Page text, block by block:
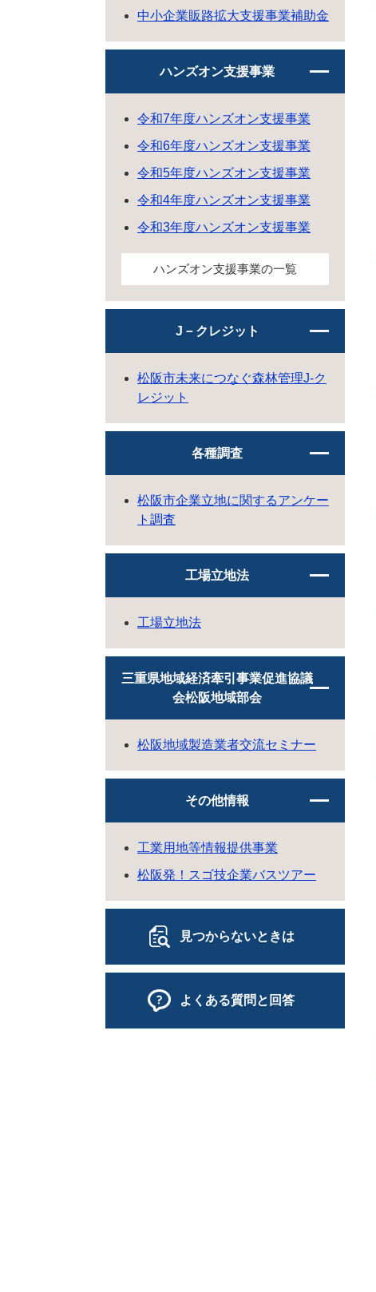
中小企業販路拡大支援事業補助金
ハンズオン支援事業
令和7年度ハンズオン支援事業
令和6年度ハンズオン支援事業
令和5年度ハンズオン支援事業
令和4年度ハンズオン支援事業
令和3年度ハンズオン支援事業
ハンズオン支援事業の一覧
J－クレジット
松阪市未来につなぐ森林管理J-ク
レジット
各種調査
松阪市企業立地に関するアンケー
ト調査
工場立地法
工場立地法
三重県地域経済牽引事業促進協議
会松阪地域部会
松阪地域製造業者交流セミナー
その他情報
工業用地等情報提供事業
松阪発！スゴ技企業バスツアー
見つからないときは
よくある質問と回答